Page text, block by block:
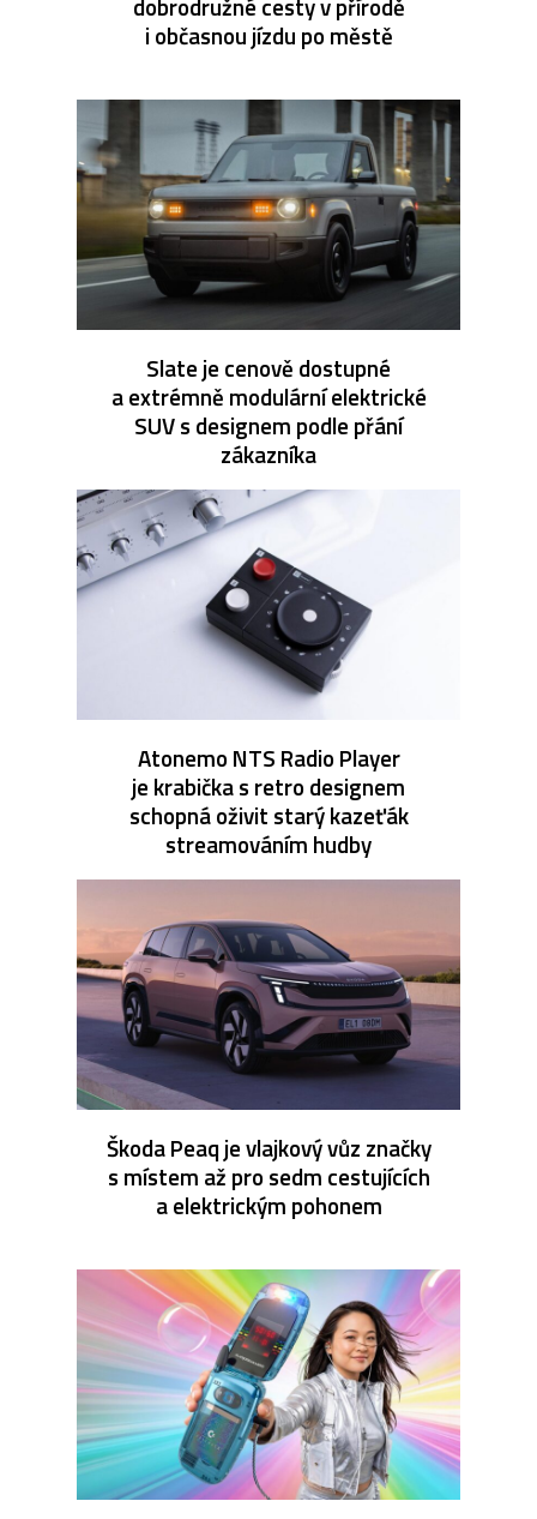
i občasnou jízdu po městě
Slate je cenově dostupné
a extrémně modulární elektrické
SUV s designem podle přání
zákazníka
Atonemo NTS Radio Player
je krabička s retro designem
schopná oživit starý kazeťák
streamováním hudby
Škoda Peaq je vlajkový vůz značky
s místem až pro sedm cestujících
a elektrickým pohonem